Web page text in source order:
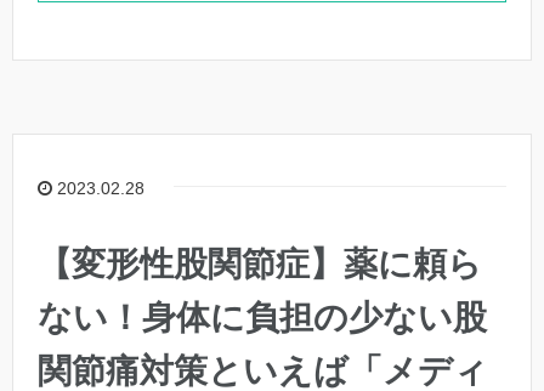
2023.02.28
【変形性股関節症】薬に頼ら
ない！身体に負担の少ない股
関節痛対策といえば「メディ